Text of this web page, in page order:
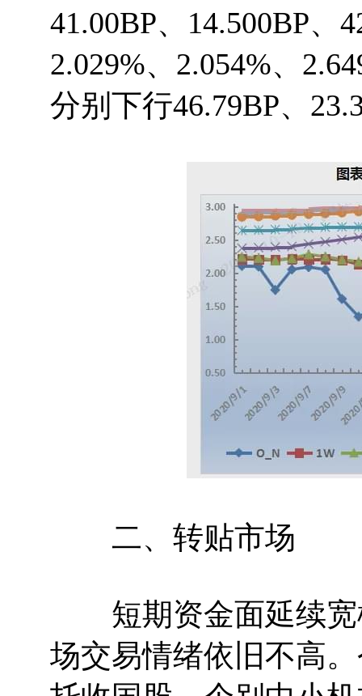
41.00BP、14.500BP、
2.029%、2.054%、
分别下行46.79BP、
二、转贴市场
短期资金面延续宽
场交易情绪依旧不高